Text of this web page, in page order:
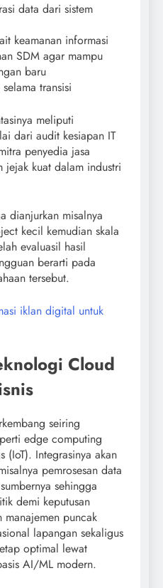
data dari sistem
keamanan informasi
SDM agar mampu
baru
transisi
meliputi
dari audit kesiapan IT
penyedia jasa
jejak kuat dalam industri
dianjurkan misalnya
kecil kemudian skala
evaluasil hasil
berarti pada
tersebut.
iklan digital untuk
Cloud
seiring
edge computing
(IoT). Integrasinya akan
pemrosesan data
sehingga
demi keputusan
manajemen puncak
lapangan sekaligus
optimal lewat
AI/ML modern.